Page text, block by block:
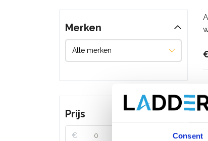
Consent
Merken
Prijs
€